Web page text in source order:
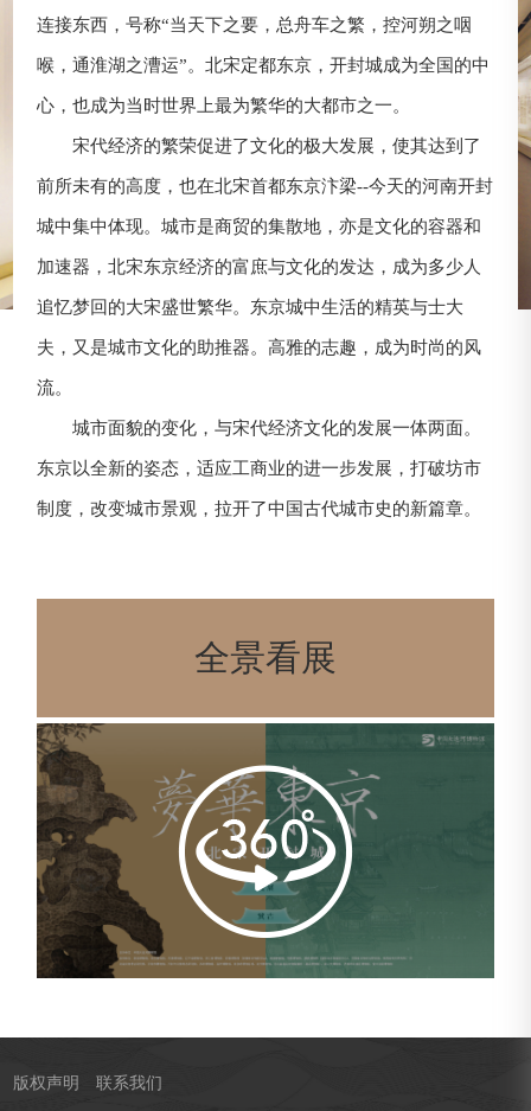
连接东西，号称“当天下之要，总舟车之繁，控河朔之咽
喉，通淮湖之漕运”。北宋定都东京，开封城成为全国的中
心，也成为当时世界上最为繁华的大都市之一。
宋代经济的繁荣促进了文化的极大发展，使其达到了
前所未有的高度，也在北宋首都东京汴梁--今天的河南开封
城中集中体现。城市是商贸的集散地，亦是文化的容器和
加速器，北宋东京经济的富庶与文化的发达，成为多少人
追忆梦回的大宋盛世繁华。东京城中生活的精英与士大
夫，又是城市文化的助推器。高雅的志趣，成为时尚的风
流。
城市面貌的变化，与宋代经济文化的发展一体两面。
东京以全新的姿态，适应工商业的进一步发展，打破坊市
制度，改变城市景观，拉开了中国古代城市史的新篇章。
全景看展
版权声明 联系我们